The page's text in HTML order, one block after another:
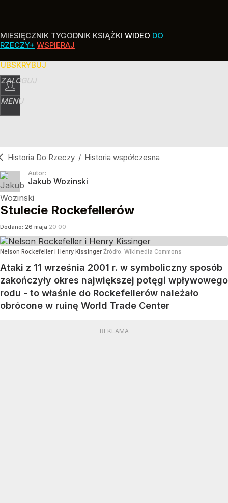
MIESIĘCZNIK TYGODNIK KSIĄŻKI WIDEO DO
RZECZY+ WSPIERAJ
ZALOGUJ
MENU
Historia Do Rzeczy / Historia współczesna
Autor:
Jakub Wozinski
Stulecie Rockefellerów
Dodano: 26 maja 20:00
Nelson Rockefeller i Henry Kissinger Źródło: Wikimedia Commons
Ataki z 11 września 2001 r. w symboliczny sposób
zakończyły okres największej potęgi wpływowego
rodu - to właśnie do Rockefellerów należało
obrócone w ruinę World Trade Center